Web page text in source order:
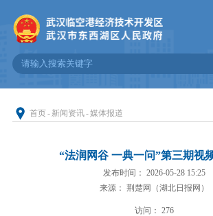
首页- 新闻资讯-媒体报道
“法润网谷 一典一问”第三期视
发布时间： 2026-05-28 15:25
来源： 荆楚网（湖北日报网）
访问： 276